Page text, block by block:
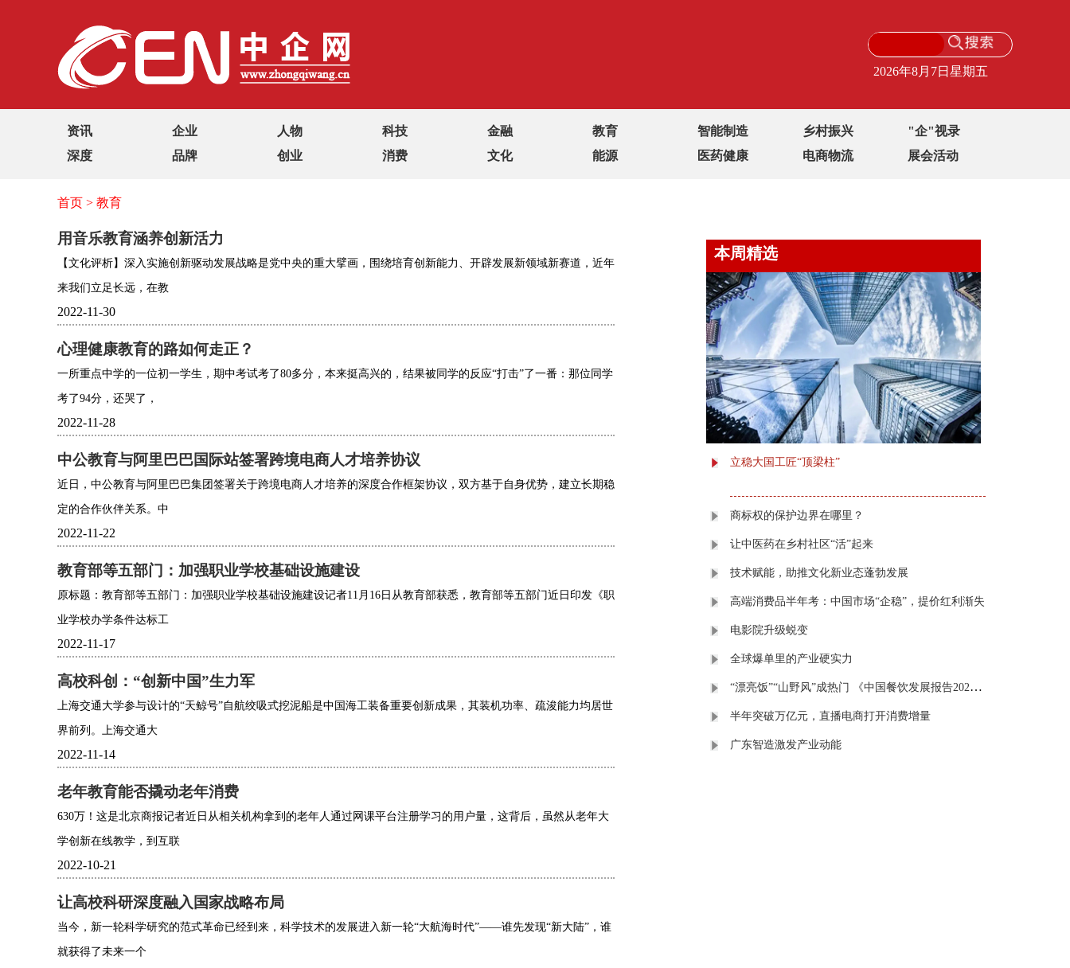
2026年8月7日星期五
"企"视录
乡村振兴
智能制造
教育
金融
科技
人物
企业
资讯
展会活动
电商物流
医药健康
能源
文化
消费
创业
品牌
深度
首页 > 教育
用音乐教育涵养创新活力
【文化评析】深入实施创新驱动发展战略是党中央的重大擘画，围绕培育创新能力、开辟发展新领域新赛道，近年
来我们立足长远，在教
2022-11-30
心理健康教育的路如何走正？
一所重点中学的一位初一学生，期中考试考了80多分，本来挺高兴的，结果被同学的反应“打击”了一番：那位同学
考了94分，还哭了，
2022-11-28
中公教育与阿里巴巴国际站签署跨境电商人才培养协议
近日，中公教育与阿里巴巴集团签署关于跨境电商人才培养的深度合作框架协议，双方基于自身优势，建立长期稳
定的合作伙伴关系。中
2022-11-22
教育部等五部门：加强职业学校基础设施建设
原标题：教育部等五部门：加强职业学校基础设施建设记者11月16日从教育部获悉，教育部等五部门近日印发《职
业学校办学条件达标工
2022-11-17
高校科创：“创新中国”生力军
上海交通大学参与设计的“天鲸号”自航绞吸式挖泥船是中国海工装备重要创新成果，其装机功率、疏浚能力均居世
界前列。上海交通大
2022-11-14
老年教育能否撬动老年消费
630万！这是北京商报记者近日从相关机构拿到的老年人通过网课平台注册学习的用户量，这背后，虽然从老年大
学创新在线教学，到互联
2022-10-21
让高校科研深度融入国家战略布局
当今，新一轮科学研究的范式革命已经到来，科学技术的发展进入新一轮“大航海时代”——谁先发现“新大陆”，谁
就获得了未来一个
本周精选
立稳大国工匠“顶梁柱”
商标权的保护边界在哪里？
让中医药在乡村社区“活”起来
技术赋能，助推文化新业态蓬勃发展
高端消费品半年考：中国市场“企稳”，提价红利渐失
电影院升级蜕变
全球爆单里的产业硬实力
“漂亮饭”“山野风”成热门 《中国餐饮发展报告2026》在京发布
半年突破万亿元，直播电商打开消费增量
广东智造激发产业动能